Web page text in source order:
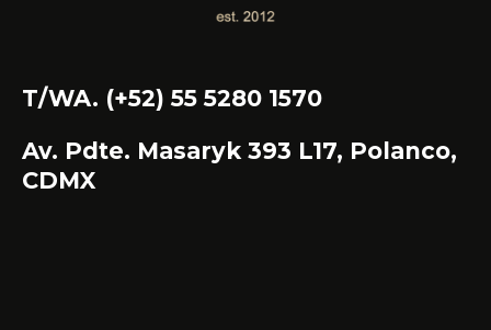
T/WA. (+52) 55 5280 1570
Av. Pdte. Masaryk 393 L17, Polanco,
CDMX